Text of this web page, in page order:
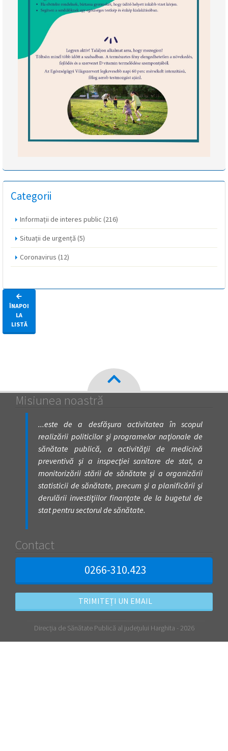
Categorii
Informații de interes public (216)
Situații de urgență (5)
Coronavirus (12)
ÎNAPOI
LA
LISTĂ
Misiunea noastră
...este de a desfăşura activitatea în scopul
realizării politicilor şi programelor naţionale de
sănătate publică, a activităţii de medicină
preventivă şi a inspecţiei sanitare de stat, a
monitorizării stării de sănătate şi a organizării
statisticii de sănătate, precum şi a planificării şi
derulării investiţiilor finanţate de la bugetul de
stat pentru sectorul de sănătate.
Contact
0266-310.423
TRIMITEȚI UN EMAIL
Direcția de Sănătate Publică al județului Harghita - 2026